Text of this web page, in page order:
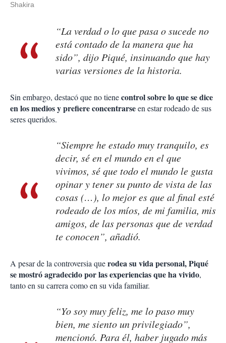
Shakira
“La verdad o lo que pasa o sucede no
está contado de la manera que ha
sido”, dijo Piqué, insinuando que hay
varias versiones de la historia.
Sin embargo, destacó que no tienecontrol sobre lo que se dice
en los medios y prefiere concentrarseen estar rodeado de sus
seres queridos.
“Siempre he estado muy tranquilo, es
decir, sé en el mundo en el que
vivimos, sé que todo el mundo le gusta
opinar y tener su punto de vista de las
cosas (…), lo mejor es que al final esté
rodeado de los míos, de mi familia, mis
amigos, de las personas que de verdad
te conocen”, añadió.
A pesar de la controversia querodea su vida personal, Piqué
se mostró agradecido por las experiencias que ha vivido,
tanto en su carrera como en su vida familiar.
“Yo soy muy feliz, me lo paso muy
bien, me siento un privilegiado”,
mencionó. Para él, haber jugado más